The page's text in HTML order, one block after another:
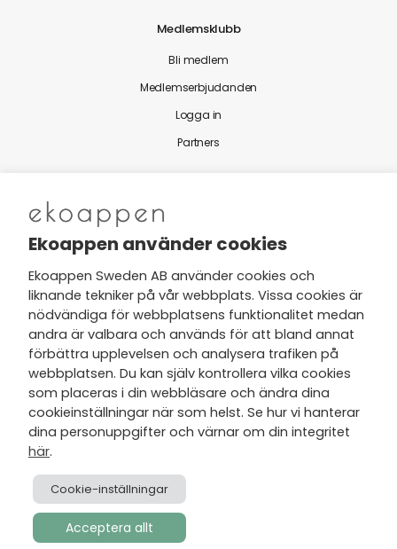
Medlemsklubb
Bli medlem
Medlemserbjudanden
Logga in
Partners
Nytt från Ekoappen
Jag har tagit del av Ekoappens
personuppgifts- och
integritetspolicyoch tar gärna del
av nyheter, hälsotips och exklusiva
erbjudanden via min e-post.
Skapad av
Ekoappen använder cookies
Ekoappen Sweden AB använder cookies och
liknande tekniker på vår webbplats. Vissa cookies är
nödvändiga för webbplatsens funktionalitet medan
andra är valbara och används för att bland annat
förbättra upplevelsen och analysera trafiken på
webbplatsen. Du kan själv kontrollera vilka cookies
som placeras i din webbläsare och ändra dina
cookieinställningar när som helst. Se hur vi hanterar
dina personuppgifter och värnar om din integritet
här.
Cookie-inställningar
Acceptera allt